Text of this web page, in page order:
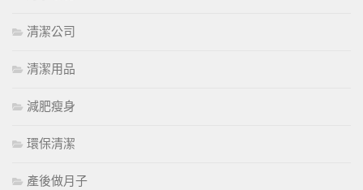
清潔公司
清潔用品
減肥瘦身
環保清潔
產後做月子